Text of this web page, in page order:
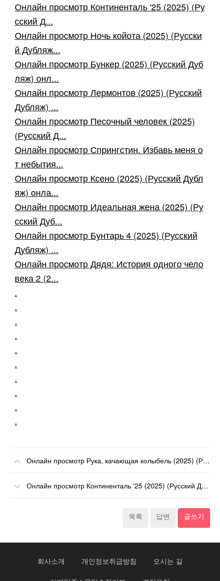
Онлайн просмотр Континенталь '25 (2025) (Ру
сский Д...
Онлайн просмотр Ночь койота (2025) (Русски
й Дубляж...
Онлайн просмотр Бункер (2025) (Русский Дуб
ляж) онл...
Онлайн просмотр Лермонтов (2025) (Русский
Дубляж) ...
Онлайн просмотр Песочный человек (2025)
(Русский Д...
Онлайн просмотр Спрингстин. Избавь меня о
т небытия...
Онлайн просмотр Ксено (2025) (Русский Дубл
яж) онла...
Онлайн просмотр Идеальная жена (2025) (Ру
сский Дуб...
Онлайн просмотр Бунтарь 4 (2025) (Русский
Дубляж) ...
Онлайн просмотр Дядя: История одного чело
века 2 (2...
.
.
.
.
.
.
.
.
.
.
Онлайн просмотр Рука, качающая колыбель (2025) (Русский Дубляж) онлайн
Онлайн просмотр Континенталь '25 (2025) (Русский Дубляж) онлайн
목록 답변 글쓰기
회사소개 개인정보취급방침 오시는 길